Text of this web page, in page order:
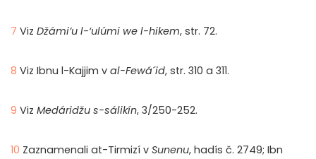
7 Viz Džámi’u l-‘ulúmi we l-hikem, str. 72.
8 Viz Ibnu l-Kajjim v al-Fewá´id, str. 310 a 311.
9 Viz Medáridžu s-sálikín, 3/250-252.
10 Zaznamenali at-Tirmizí v Sunenu, hadís č. 2749; Ibn